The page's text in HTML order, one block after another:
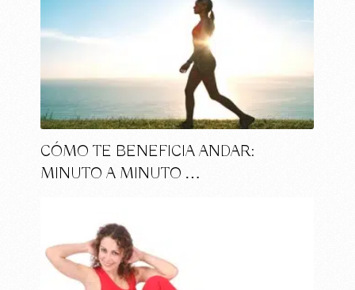
CÓMO TE BENEFICIA ANDAR:
MINUTO A MINUTO …